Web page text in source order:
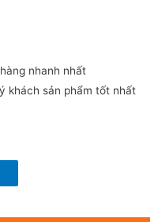
nhanh nhất
khách sản phẩm tốt nhất